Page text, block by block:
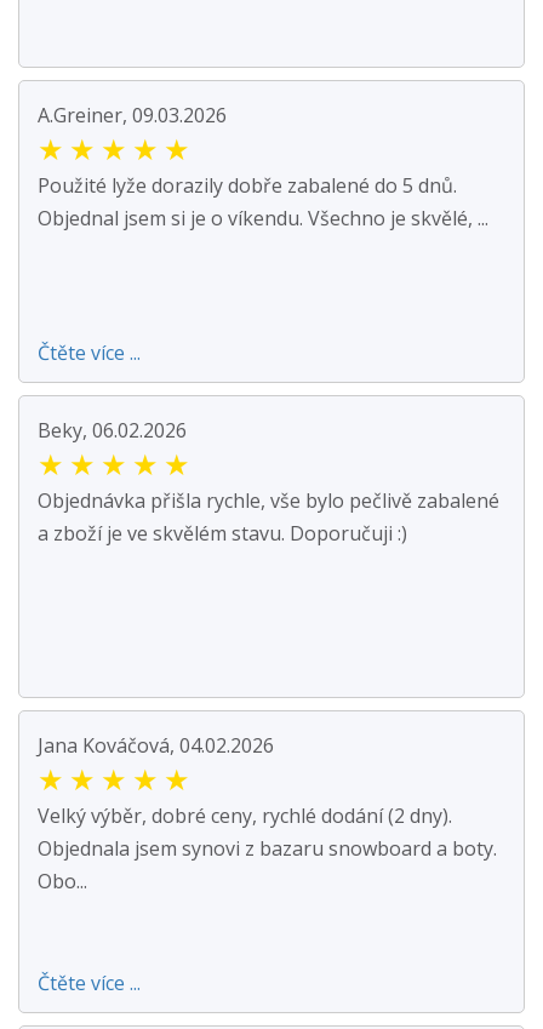
A.Greiner, 09.03.2026
★ ★ ★ ★ ★
Použité lyže dorazily dobře zabalené do 5 dnů.
Objednal jsem si je o víkendu. Všechno je skvělé, ...
Čtěte více ...
Beky, 06.02.2026
★ ★ ★ ★ ★
Objednávka přišla rychle, vše bylo pečlivě zabalené
a zboží je ve skvělém stavu. Doporučuji :)
Jana Kováčová, 04.02.2026
★ ★ ★ ★ ★
Velký výběr, dobré ceny, rychlé dodání (2 dny).
Objednala jsem synovi z bazaru snowboard a boty.
Obo...
Čtěte více ...